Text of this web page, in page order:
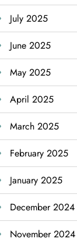
July 2025
June 2025
May 2025
April 2025
March 2025
February 2025
January 2025
December 2024
November 2024